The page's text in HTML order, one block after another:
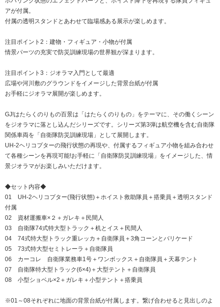
アが付属。
付属の透明スタンドとあわせて臨場感ある展示が楽しめます。
注目ポイント2：建物・フィギュア・小物が付属
情景パーツの充実で防災訓練現場の世界観が深まります。
注目ポイント3：ジオラマ入門として最適
広場や河川敷のグラウンドをイメージした背景台紙が付属
お手軽にジオラマ展開が楽しめます。
GJ!はたらくのりもの百景は「はたらくのりもの」をテーマに、その働くシーン
をジオラマに落とし込んだシリーズです。シリーズ第3弾は航空機を含む自衛隊
関係車両を「自衛隊防災訓練現場」として展開します。
UH-2ヘリコプターの飛行状態の再現や、付属するフィギュア小物を組み合わせ
て各種シーンを再現可能!お手軽に「自衛隊防災訓練現場」をイメージした、情
景ジオラマがお楽しみいただけます。
◆セット内容◆
01 UH-2ヘリコプター(飛行状態)＋ホイスト救助隊員＋搭乗員＋透明スタンド
付属
02 資材運搬車×２＋ガレキ＋民間人
03 自衛隊74式特大型トラック＋机とイス＋民間人
04 74式特大型トラック重レッカ＋自衛隊員＋3角コーンとバリケード
05 73式特大型セミトレーラ＋自衛隊員
06 カーコレ 自衛隊業務車1号＋ワンボックス＋自衛隊員＋天幕テント
07 自衛隊特大型トラック(6×4)＋大型テント＋自衛隊員
08 小型ショベル×2＋ガレキ＋小型テント＋搭乗員
※01～08それぞれに地面の背景台紙が付属します。繋げ合わせると見出しのよ